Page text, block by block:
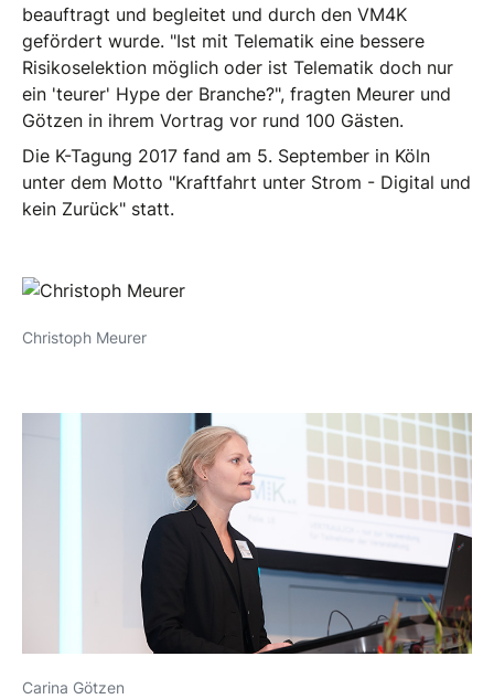
beauftragt und begleitet und durch den VM4K
gefördert wurde. "Ist mit Telematik eine bessere
Risikoselektion möglich oder ist Telematik doch nur
ein 'teurer' Hype der Branche?", fragten Meurer und
Götzen in ihrem Vortrag vor rund 100 Gästen.
Die K-Tagung 2017 fand am 5. September in Köln
unter dem Motto "Kraftfahrt unter Strom - Digital und
kein Zurück" statt.
Christoph Meurer
Carina Götzen